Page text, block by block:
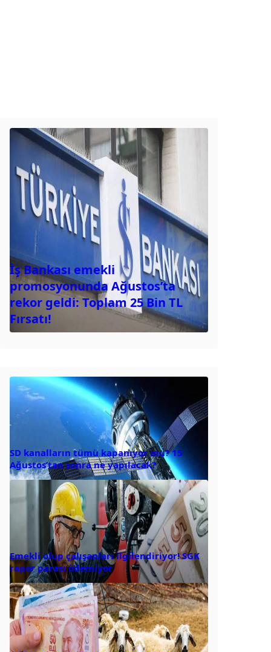
İş Bankası emekli
promosyonunda Ağustos’ta
rekor geldi: Toplam 25 Bin TL
Fırsatı!
SD kanalların tümü kapanıyor mu? 15
Ağustos’tan sonra ne yapılacak?
Emekli olup çalışanları ilgilendiriyor! SGK
rapor parası ödemiyor